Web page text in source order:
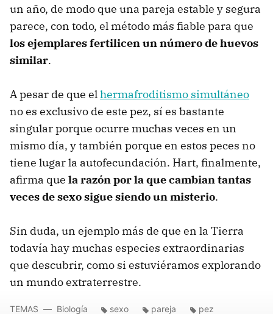
un año, de modo que una pareja estable y segura
parece, con todo, el método más fiable para que
los ejemplares fertilicen un número de huevos
similar.
A pesar de que elhermafroditismo simultáneo
no es exclusivo de este pez, sí es bastante
singular porque ocurre muchas veces en un
mismo día, y también porque en estos peces no
tiene lugar la autofecundación. Hart, finalmente,
afirma que la razón por la que cambian tantas
veces de sexo sigue siendo un misterio.
Sin duda, un ejemplo más de que en la Tierra
todavía hay muchas especies extraordinarias
que descubrir, como si estuviéramos explorando
un mundo extraterrestre.
TEMAS Biología sexo pareja pez